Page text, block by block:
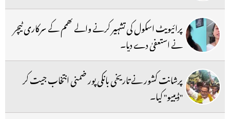
پرائیویٹ اسکول کی تشہیر کرنے والے کھمم کے سرکاری ٹیچر
نے استعفیٰ دے دیا۔
پرشانت کشور نے تاریخی بانکی پور ضمنی انتخاب جیت کر
''ڈیبیو'' کیا۔